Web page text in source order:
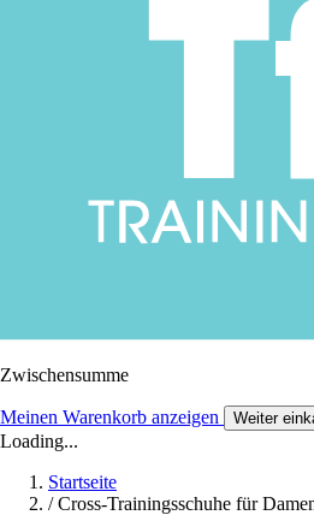
Zwischensumme
Meinen Warenkorb anzeigen Weiter
Loading...
Startseite
/ Cross-Trainingsschuhe für